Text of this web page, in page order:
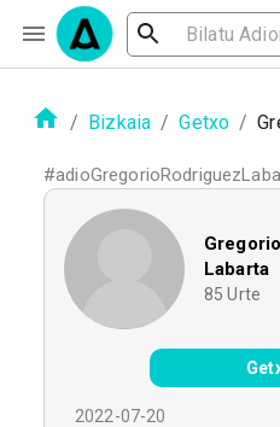
/ Bizkaia / Getxo /
#
Labarta
85 Urte
2022-07-20